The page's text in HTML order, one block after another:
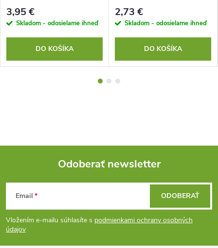
3,95 €
Skladom - odosielame ihneď
DO KOŠÍKA
2,73 €
Skladom - odosielame ihneď
DO KOŠÍKA
Z
á
p
Odoberať newsletter
Email
Vložením e-mailu súhlasíte s podmienkami ochrany osobných
údajov
ODOBERAŤ